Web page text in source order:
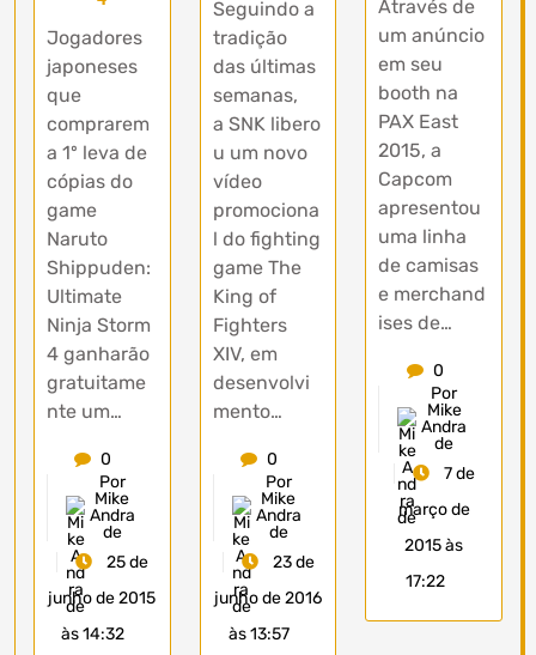
Jogadores
japoneses
que
comprarem
a 1º leva de
cópias do
game
Naruto
Shippuden:
Ultimate
Ninja Storm
4 ganharão
gratuitame
nte um…
0
Por
Mike
Andra
de
25 de
junho de 2015
às 14:32
Seguindo a
tradição
das últimas
semanas,
a SNK libero
u um novo
vídeo
promociona
l do fighting
game The
King of
Fighters
XIV, em
desenvolvi
mento…
0
Por
Mike
Andra
de
23 de
junho de 2016
às 13:57
Através de
um anúncio
em seu
booth na
PAX East
2015, a
Capcom
apresentou
uma linha
de camisas
e merchand
ises de…
0
Por
Mike
Andra
de
7 de
março de
2015 às
17:22